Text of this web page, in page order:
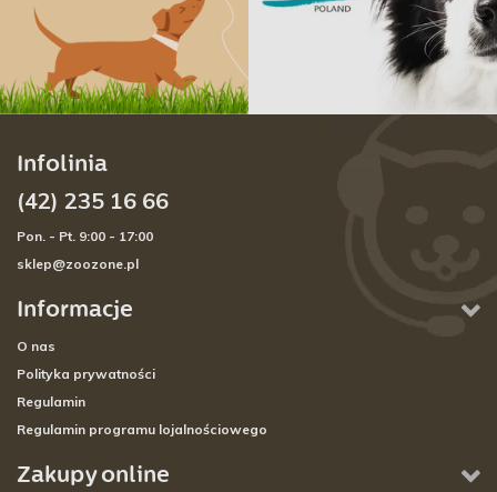
Informacje
O nas
Polityka prywatności
Regulamin
Regulamin programu lojalnościowego
Zakupy online
Infolinia
(42) 235 16 66
Pon. - Pt. 9:00 - 17:00
sklep@zoozone.pl